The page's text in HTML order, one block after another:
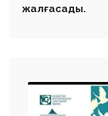
жалғасады.